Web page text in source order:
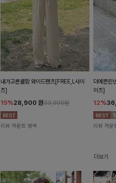
내가고른쿨함 와이드팬츠[FREE,L사이
즈]
15%28,900 원33,900원
리뷰 카운트 영역
더예쁜린
이즈]
12%
리뷰 카운
더보기